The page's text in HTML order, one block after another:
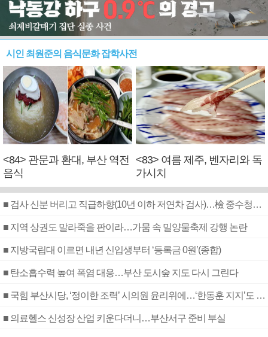
시인 최원준의 음식문화 잡학사전
<84> 관문과 환대, 부산 역전
음식
<83> 여름 제주, 벤자리와 독
가시치
■ 검사 신분 버리고 직급하향(10년 이하 저연차 검사)…檢 중수청행 기피
■ 지역 상권도 말라죽을 판이라…가뭄 속 밀양물축제 강행 논란
■ 지방국립대 이르면 내년 신입생부터 ‘등록금 0원’(종합)
■ 탄소흡수력 높여 폭염 대응…부산 도시숲 지도 다시 그린다
■ 국힘 부산시당, ‘정이한 조력’ 시의원 윤리위에…‘한동훈 지지’도 신고접수
■ 의료헬스 신성장 산업 키운다더니…부산서구 준비 부실